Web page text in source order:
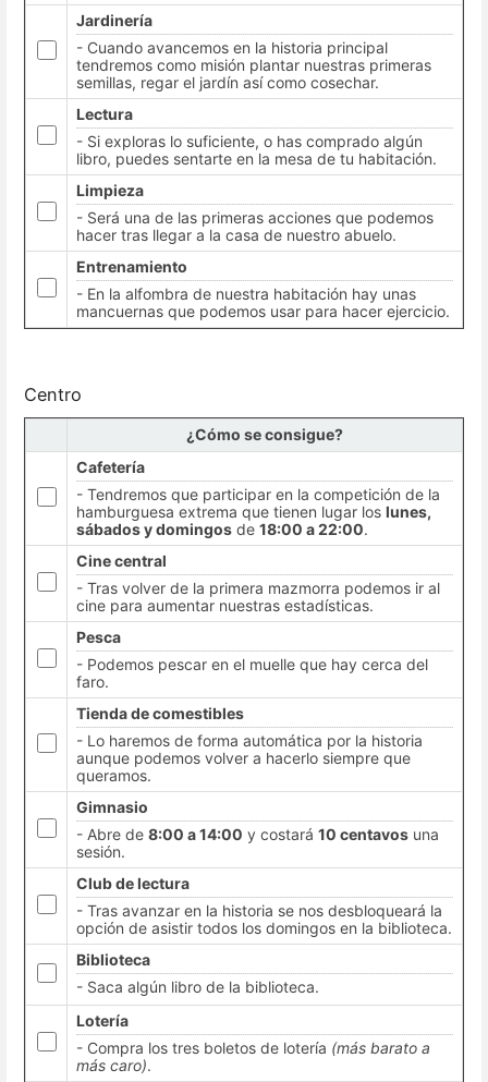
Jardinería
- Cuando avancemos en la historia principal
tendremos como misión plantar nuestras primeras
semillas, regar el jardín así como cosechar.
Lectura
- Si exploras lo suficiente, o has comprado algún
libro, puedes sentarte en la mesa de tu habitación.
Limpieza
- Será una de las primeras acciones que podemos
hacer tras llegar a la casa de nuestro abuelo.
Entrenamiento
- En la alfombra de nuestra habitación hay unas
mancuernas que podemos usar para hacer ejercicio.
Centro
¿Cómo se consigue?
Cafetería
- Tendremos que participar en la competición de la
hamburguesa extrema que tienen lugar los lunes,
sábados y domingos de 18:00 a 22:00.
Cine central
- Tras volver de la primera mazmorra podemos ir al
cine para aumentar nuestras estadísticas.
Pesca
- Podemos pescar en el muelle que hay cerca del
faro.
Tienda de comestibles
- Lo haremos de forma automática por la historia
aunque podemos volver a hacerlo siempre que
queramos.
Gimnasio
- Abre de 8:00 a 14:00 y costará 10 centavos una
sesión.
Club de lectura
- Tras avanzar en la historia se nos desbloqueará la
opción de asistir todos los domingos en la biblioteca.
Biblioteca
- Saca algún libro de la biblioteca.
Lotería
- Compra los tres boletos de lotería (más barato a
más caro).